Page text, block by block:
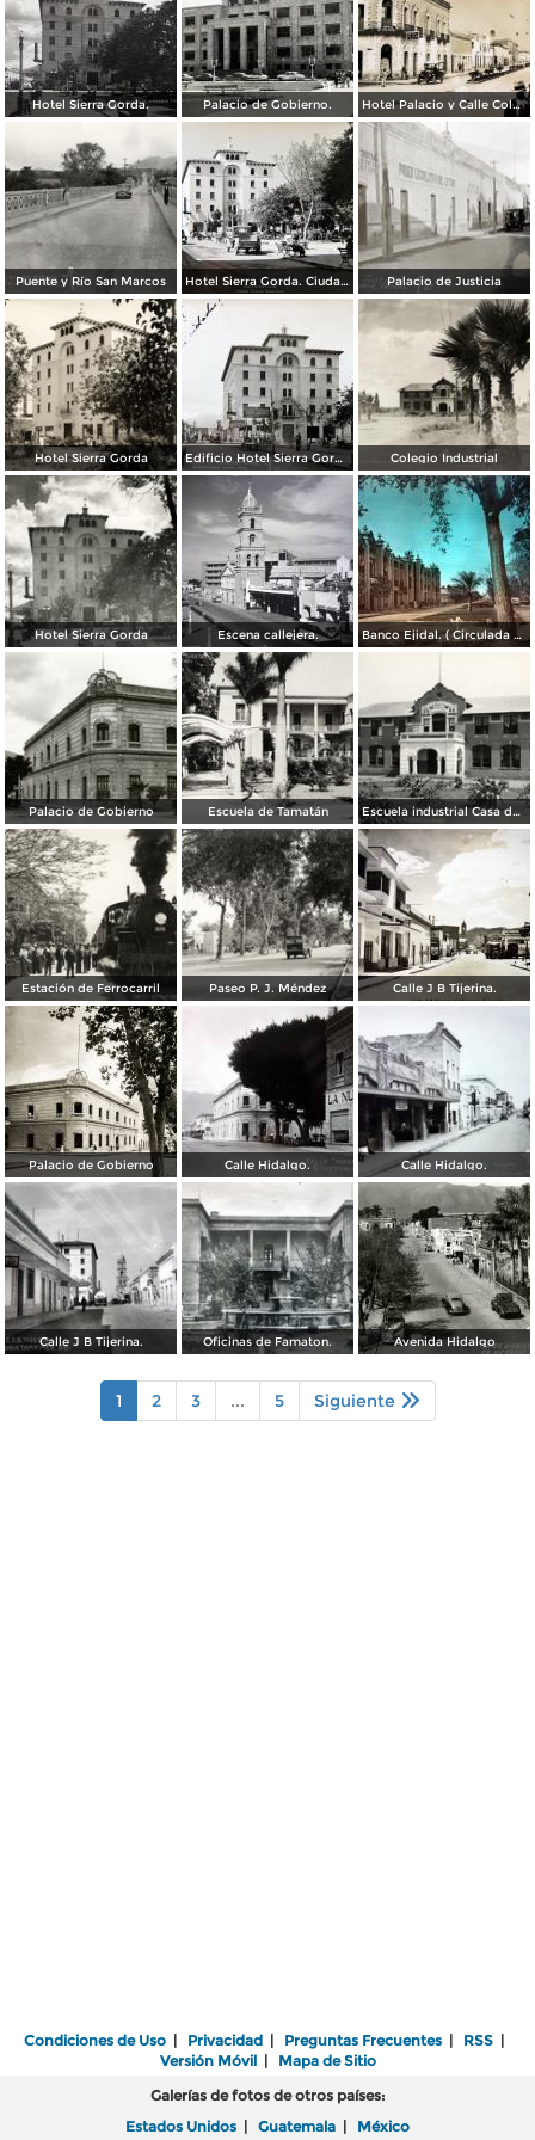
Hotel Sierra Gorda. Palacio de Gobierno. Hotel Palacio y Calle Colon,
Puente y Río San Marcos Hotel Sierra Gorda. Ciudad Victoria Tamaulipas ( Circulada el 25 de Agosto de 1939 ). Palacio de Justicia
Hotel Sierra Gorda Edificio Hotel Sierra Gorda. ( Circulada el 10 de Enero de 1940 ). Colegio Industrial
Hotel Sierra Gorda Escena callejera. Banco Ejidal. ( Circulada el 11 de Enero de 1957 ).
Palacio de Gobierno Escuela de Tamatán Escuela industrial Casa del Niño
Estación de Ferrocarril Paseo P. J. Méndez Calle J B Tijerina.
Palacio de Gobierno Calle Hidalgo. Calle Hidalgo.
Calle J B Tijerina. Oficinas de Famaton. Avenida Hidalgo
1 2 3 ... 5 Siguiente
Condiciones de Uso | Privacidad | Preguntas Frecuentes | RSS |
Versión Móvil| Mapa de Sitio
Galerías de fotos de otros países:
Estados Unidos | Guatemala | México